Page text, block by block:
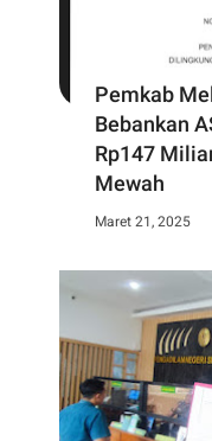
Pemkab
Bebankan
Rp147
Mewah
Maret 21, 2025